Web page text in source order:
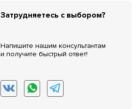
Затрудняетесь с выбором?
Напишите нашим консультантам
и получите быстрый ответ!